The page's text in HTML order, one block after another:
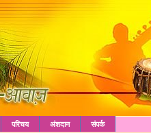
परिचय अंशदान संपर्क